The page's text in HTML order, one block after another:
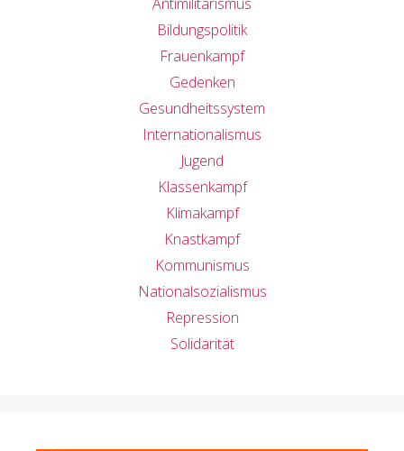
Bildungspolitik
Frauenkampf
Gedenken
Gesundheitssystem
Internationalismus
Jugend
Klassenkampf
Klimakampf
Knastkampf
Kommunismus
Nationalsozialismus
Repression
Solidarität